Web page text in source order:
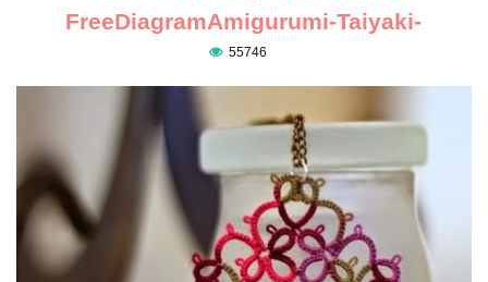
FreeDiagramAmigurumi-Taiyaki-
55746